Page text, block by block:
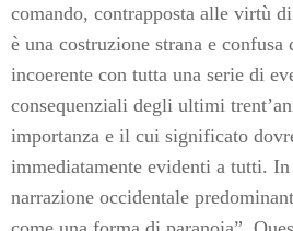
comando, contrapposta alle virtù
è una costruzione strana e confusa
incoerente con tutta una serie di
consequenziali degli ultimi
importanza e il cui significato
immediatamente evidenti a tutti.
narrazione occidentale